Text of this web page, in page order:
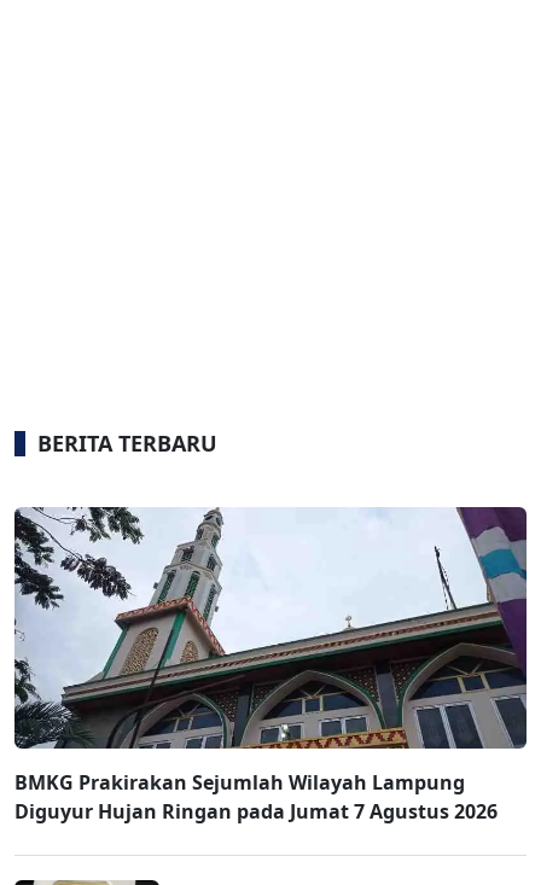
BERITA TERBARU
BMKG Prakirakan Sejumlah Wilayah Lampung
Diguyur Hujan Ringan pada Jumat 7 Agustus 2026